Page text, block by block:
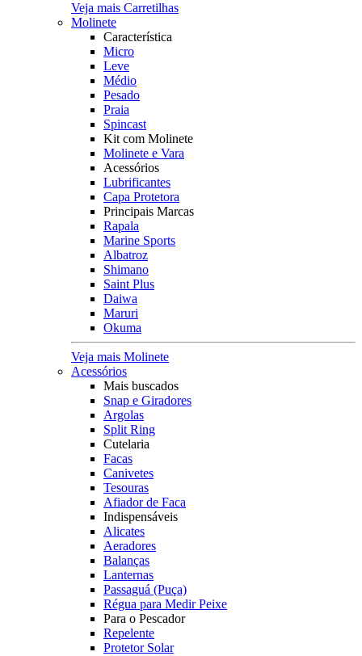
Veja mais Carretilhas
Molinete
Característica
Micro
Leve
Médio
Pesado
Praia
Spincast
Kit com Molinete
Molinete e Vara
Acessórios
Lubrificantes
Capa Protetora
Principais Marcas
Rapala
Marine Sports
Albatroz
Shimano
Saint Plus
Daiwa
Maruri
Okuma
Veja mais Molinete
Acessórios
Mais buscados
Snap e Giradores
Argolas
Split Ring
Cutelaria
Facas
Canivetes
Tesouras
Afiador de Faca
Indispensáveis
Alicates
Aeradores
Balanças
Lanternas
Passaguá (Puça)
Régua para Medir Peixe
Para o Pescador
Repelente
Protetor Solar